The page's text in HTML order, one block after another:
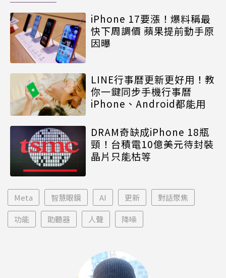
iPhone 17要漲！爆料稱最
快下周調價 蘋果提前動手原
因曝
LINE行事曆更新更好用！教
你一鍵同步手機行事曆
iPhone、Android都能用
DRAM奇缺成iPhone 18瓶
頸！台積電10億美元待封裝
晶片只能枯等
Meta 智慧眼鏡 AI 更新 對話聚焦
功能 助聽器 人聲 降噪